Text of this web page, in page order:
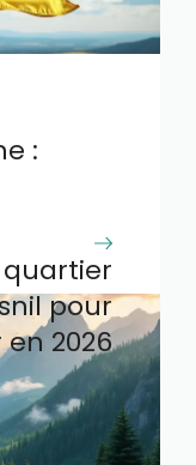
:
pour
en 2026